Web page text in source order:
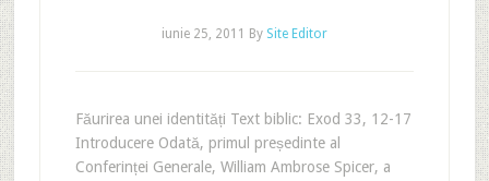
iunie 25, 2011 By Site Editor
Făurirea unei identități Text biblic: Exod 33, 12-17
Introducere Odată, primul președinte al
Conferinței Generale, William Ambrose Spicer, a